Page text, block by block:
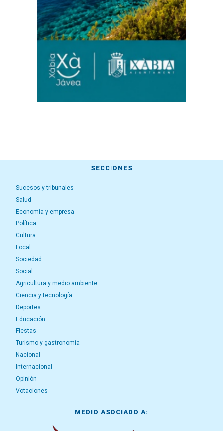
SECCIONES
Sucesos y tribunales
Salud
Economía y empresa
Política
Cultura
Local
Sociedad
Social
Agricultura y medio ambiente
Ciencia y tecnología
Deportes
Educación
Fiestas
Turismo y gastronomía
Nacional
Internacional
Opinión
Votaciones
MEDIO ASOCIADO A: